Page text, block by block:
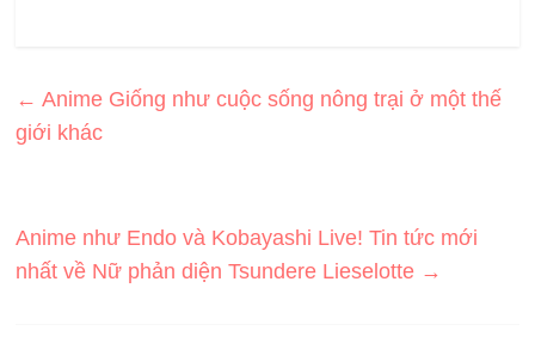
← Anime Giống như cuộc sống nông trại ở một thế
giới khác
Anime như Endo và Kobayashi Live! Tin tức mới
nhất về Nữ phản diện Tsundere Lieselotte →